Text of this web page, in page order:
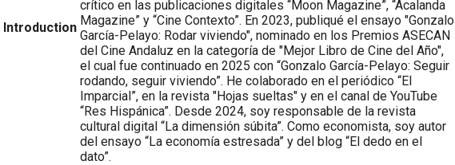
Introduction
crítico en las publicaciones digitales “Moon Magazine”, “Acalanda
Magazine” y “Cine Contexto”. En 2023, publiqué el ensayo "Gonzalo
García-Pelayo: Rodar viviendo", nominado en los Premios ASECAN
del Cine Andaluz en la categoría de "Mejor Libro de Cine del Año",
el cual fue continuado en 2025 con “Gonzalo García-Pelayo: Seguir
rodando, seguir viviendo”. He colaborado en el periódico “El
Imparcial”, en la revista "Hojas sueltas" y en el canal de YouTube
“Res Hispánica”. Desde 2024, soy responsable de la revista
cultural digital “La dimensión súbita”. Como economista, soy autor
del ensayo “La economía estresada” y del blog “El dedo en el
dato”.